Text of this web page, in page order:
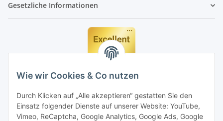
Wie wir Cookies & Co nutzen
Durch Klicken auf „Alle akzeptieren“ gestatten Sie den
Einsatz folgender Dienste auf unserer Website: YouTube,
Vimeo, ReCaptcha, Google Analytics, Google Ads, Google
Gesetzliche Informationen